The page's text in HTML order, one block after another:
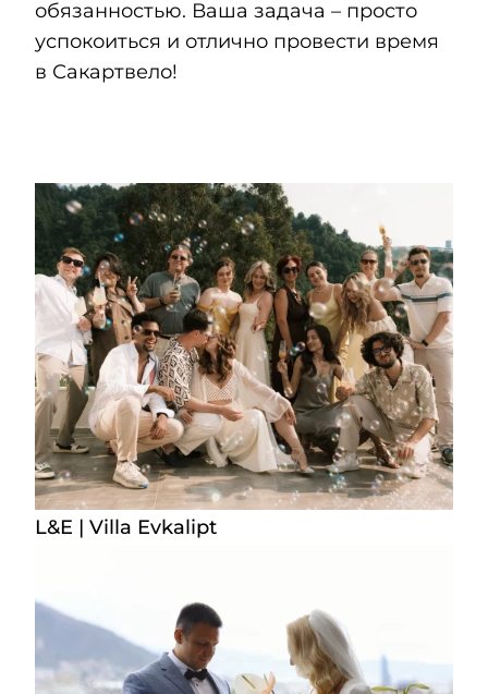
обязанностью. Ваша задача – просто
успокоиться и отлично провести время
в Сакартвело!
L&E | Villa Evkalipt